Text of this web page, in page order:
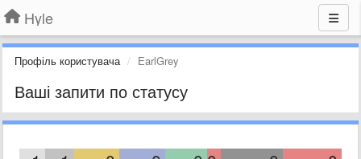
Hyle
Профіль користувача EarlGrey
Ваші запити по статусу